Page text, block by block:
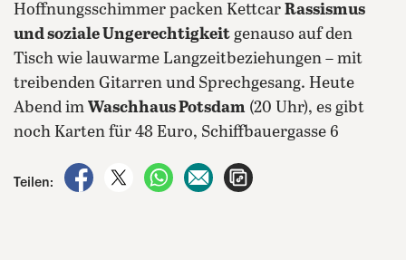
Hoffnungsschimmer packen Kettcar Rassismus
und soziale Ungerechtigkeit genauso auf den
Tisch wie lauwarme Langzeitbeziehungen – mit
treibenden Gitarren und Sprechgesang. Heute
Abend im Waschhaus Potsdam (20 Uhr), es gibt
noch Karten für 48 Euro, Schiffbauergasse 6
Teilen:
auf Facebook teilen
auf X teilenper WhatsApp teilen
per E-Mail teilen